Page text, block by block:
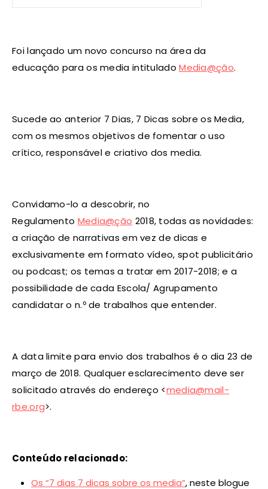
Foi lançado um novo concurso na área da
educação para os media intituladoMedia@ção.
Sucede ao anterior 7 Dias, 7 Dicas sobre os Media,
com os mesmos objetivos de fomentar o uso
crítico, responsável e criativo dos media.
Convidamo-lo a descobrir, no
Regulamento Media@ção 2018, todas as novidades:
a criação de narrativas em vez de dicas e
exclusivamente em formato vídeo, spot publicitário
ou podcast; os temas a tratar em 2017-2018; e a
possibilidade de cada Escola/ Agrupamento
candidatar o n.º de trabalhos que entender.
A data limite para envio dos trabalhos é o dia 23 de
março de 2018. Qualquer esclarecimento deve ser
solicitado através do endereço <media@mail-
rbe.org>.
Conteúdo relacionado:
Os “7 dias 7 dicas sobre os media”, neste blogue